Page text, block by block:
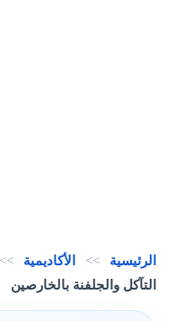
الرئيسية >> الأكاديمية >>
التآكل والجلفنة بالخارصين